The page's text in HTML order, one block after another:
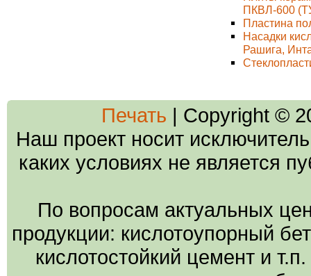
ПКВЛ-600
Пластина
Насадки
Рашига,
Печать | Copyright ©
Наш проект носит
каких условиях не является
По вопросам актуальных
продукции: кислотоупорный
кислотостойкий цемент и